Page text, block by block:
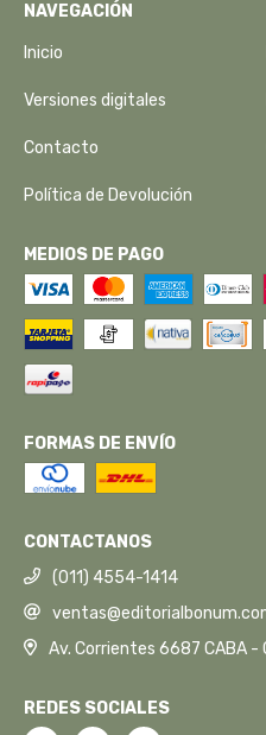
NAVEGACIÓN
Inicio
Versiones digitales
Contacto
Política de Devolución
MEDIOS DE PAGO
FORMAS DE ENVÍO
CONTACTANOS
(011) 4554-1414
Av. Corrientes 6687 CABA -
REDES SOCIALES